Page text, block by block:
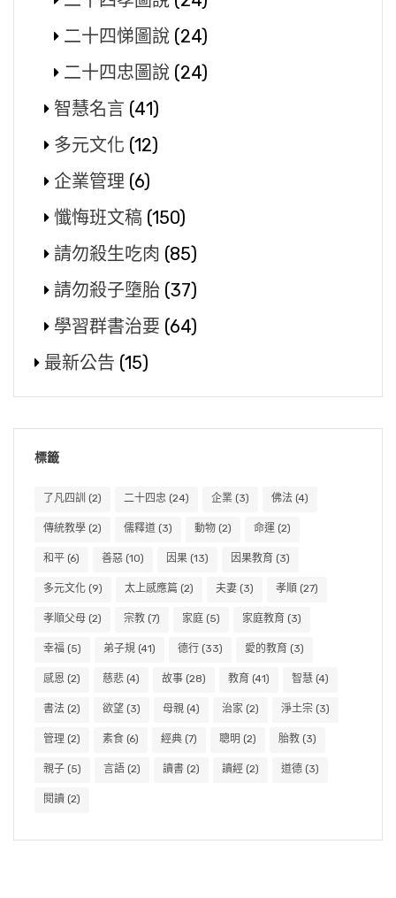
二十四悌圖說 (24)
二十四忠圖說 (24)
智慧名言 (41)
多元文化 (12)
企業管理 (6)
懺悔班文稿 (150)
請勿殺生吃肉 (85)
請勿殺子墮胎 (37)
學習群書治要 (64)
最新公告 (15)
標籤
了凡四訓 (2) 二十四忠 (24) 企業 (3) 佛法 (4)
傳統教學 (2) 儒釋道 (3) 動物 (2) 命運 (2)
和平 (6) 善惡 (10) 因果 (13) 因果教育 (3)
多元文化 (9) 太上感應篇 (2) 夫妻 (3) 孝順 (27)
孝順父母 (2) 宗教 (7) 家庭 (5) 家庭教育 (3)
幸福 (5) 弟子規 (41) 德行 (33) 愛的教育 (3)
感恩 (2) 慈悲 (4) 故事 (28) 教育 (41) 智慧 (4)
書法 (2) 欲望 (3) 母親 (4) 治家 (2) 淨土宗 (3)
管理 (2) 素食 (6) 經典 (7) 聰明 (2) 胎教 (3)
親子 (5) 言語 (2) 讀書 (2) 讀經 (2) 道德 (3)
閱讀 (2)